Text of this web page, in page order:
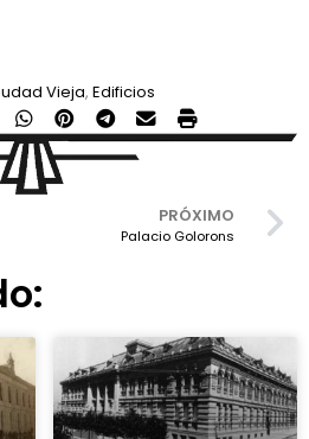
Vieja,Edificios
PRÓXIMO
Palacio Golorons